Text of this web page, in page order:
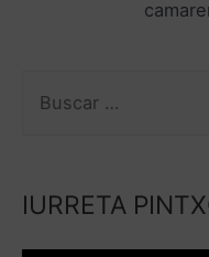
IURRETA